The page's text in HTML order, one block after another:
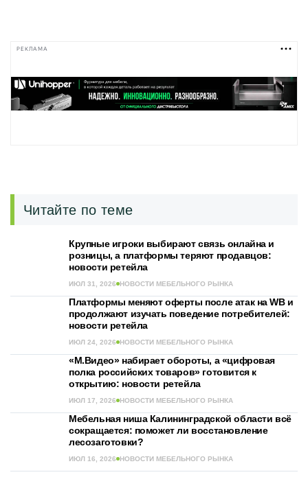
РЕКЛАМА
Читайте по теме
Крупные игроки выбирают связь онлайна и
розницы, а платформы теряют продавцов:
новости ретейла
ИЮЛ 31, 2026 НОВОСТИ МЕБЕЛЬНОГО РЫНКА
Платформы меняют оферты после атак на WB и
продолжают изучать поведение потребителей:
новости ретейла
ИЮЛ 24, 2026 НОВОСТИ МЕБЕЛЬНОГО РЫНКА
«М.Видео» набирает обороты, а «цифровая
полка российских товаров» готовится к
открытию: новости ретейла
ИЮЛ 17, 2026 НОВОСТИ МЕБЕЛЬНОГО РЫНКА
Мебельная ниша Калининградской области всё
сокращается: поможет ли восстановление
лесозаготовки?
ИЮЛ 16, 2026 НОВОСТИ МЕБЕЛЬНОГО РЫНКА